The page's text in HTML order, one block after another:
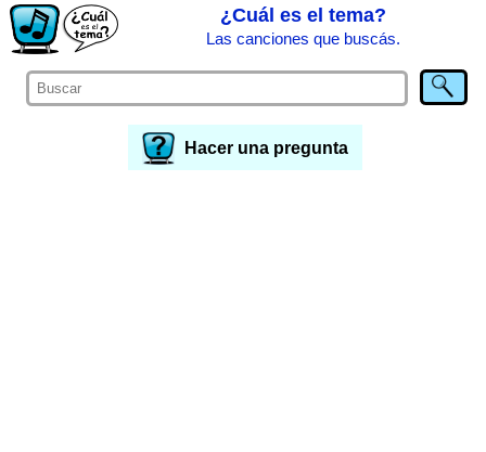
¿Cuál es el tema?
Las canciones que buscás.
Hacer una pregunta